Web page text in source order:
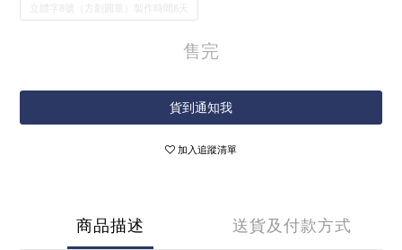
立體字8號（方刻圓章）製作時間8天
售完
貨到通知我
加入追蹤清單
商品描述 送貨及付款方式